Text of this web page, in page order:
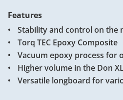
Features
Stability and control on the
Torq TEC Epoxy Composite
Vacuum epoxy process for
Higher volume in the Don
Versatile longboard for